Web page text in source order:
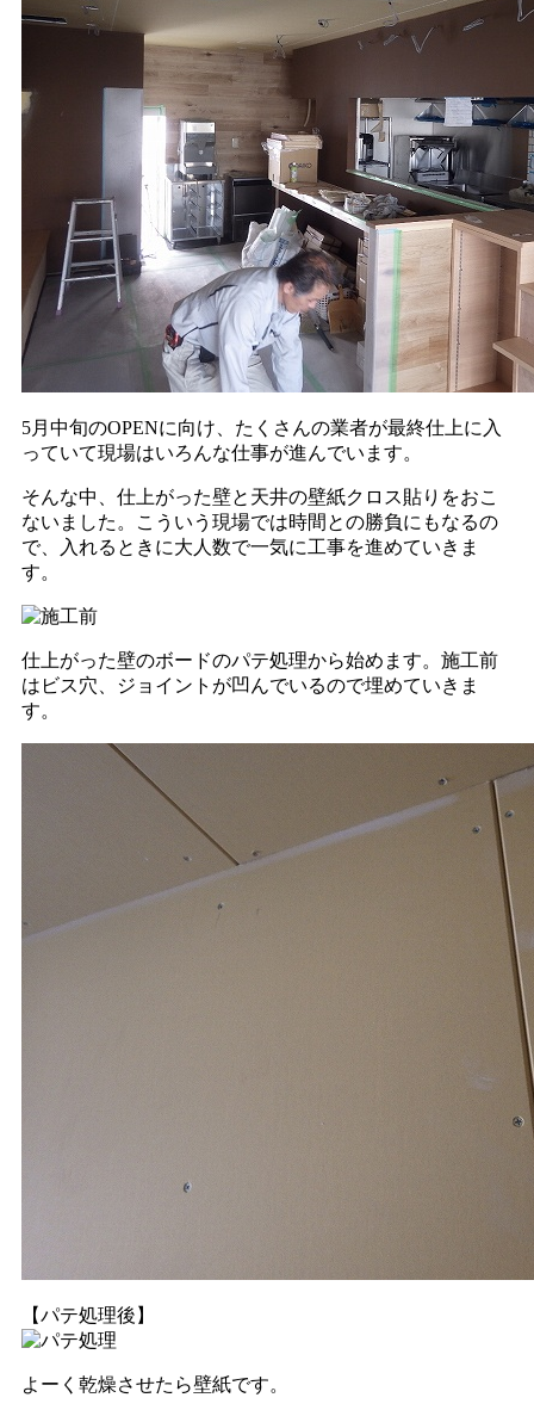
5月中旬のOPENに向け、たくさんの業者が最終仕上に入
っていて現場はいろんな仕事が進んでいます。
そんな中、仕上がった壁と天井の壁紙クロス貼りをおこ
ないました。こういう現場では時間との勝負にもなるの
で、入れるときに大人数で一気に工事を進めていきま
す。
仕上がった壁のボードのパテ処理から始めます。施工前
はビス穴、ジョイントが凹んでいるので埋めていきま
す。
【パテ処理後】
よーく乾燥させたら壁紙です。